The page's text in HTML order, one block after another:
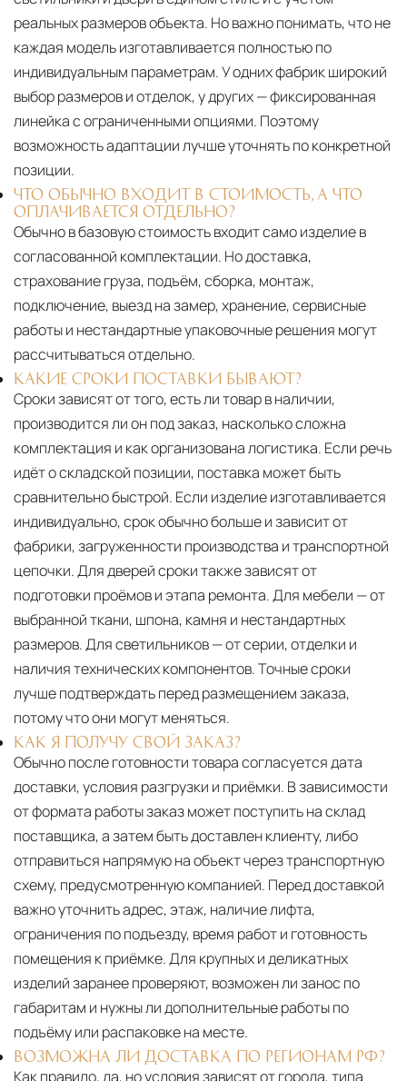
реальных размеров объекта. Но важно понимать, что не
каждая модель изготавливается полностью по
индивидуальным параметрам. У одних фабрик широкий
выбор размеров и отделок, у других — фиксированная
линейка с ограниченными опциями. Поэтому
возможность адаптации лучше уточнять по конкретной
позиции.
ЧТО ОБЫЧНО ВХОДИТ В СТОИМОСТЬ, А ЧТО
ОПЛАЧИВАЕТСЯ ОТДЕЛЬНО?
Обычно в базовую стоимость входит само изделие в
согласованной комплектации. Но доставка,
страхование груза, подъём, сборка, монтаж,
подключение, выезд на замер, хранение, сервисные
работы и нестандартные упаковочные решения могут
рассчитываться отдельно.
КАКИЕ СРОКИ ПОСТАВКИ БЫВАЮТ?
Сроки зависят от того, есть ли товар в наличии,
производится ли он под заказ, насколько сложна
комплектация и как организована логистика. Если речь
идёт о складской позиции, поставка может быть
сравнительно быстрой. Если изделие изготавливается
индивидуально, срок обычно больше и зависит от
фабрики, загруженности производства и транспортной
цепочки. Для дверей сроки также зависят от
подготовки проёмов и этапа ремонта. Для мебели — от
выбранной ткани, шпона, камня и нестандартных
размеров. Для светильников — от серии, отделки и
наличия технических компонентов. Точные сроки
лучше подтверждать перед размещением заказа,
потому что они могут меняться.
КАК Я ПОЛУЧУ СВОЙ ЗАКАЗ?
Обычно после готовности товара согласуется дата
доставки, условия разгрузки и приёмки. В зависимости
от формата работы заказ может поступить на склад
поставщика, а затем быть доставлен клиенту, либо
отправиться напрямую на объект через транспортную
схему, предусмотренную компанией. Перед доставкой
важно уточнить адрес, этаж, наличие лифта,
ограничения по подъезду, время работ и готовность
помещения к приёмке. Для крупных и деликатных
изделий заранее проверяют, возможен ли занос по
габаритам и нужны ли дополнительные работы по
подъёму или распаковке на месте.
ВОЗМОЖНА ЛИ ДОСТАВКА ПО РЕГИОНАМ РФ?
Как правило, да, но условия зависят от города, типа